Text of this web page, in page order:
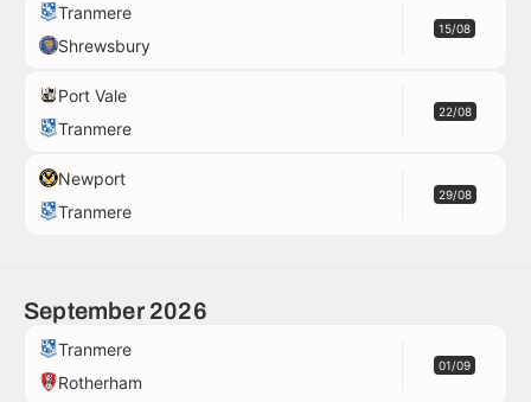
Tranmere
Shrewsbury
15/08
Port Vale
Tranmere
22/08
Newport
Tranmere
29/08
September 2026
Tranmere
Rotherham
01/09